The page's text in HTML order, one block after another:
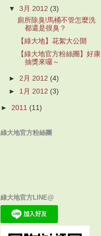
▼3月 2012 (3)
廁所除臭!馬桶不管怎麼洗
都還是很臭？
【綠大地】花絮大公開
【綠大地官方粉絲團】好康
抽獎來囉～
► 2月 2012 (4)
► 1月 2012 (3)
► 2011 (11)
綠大地官方粉絲團
綠大地官方LINE@